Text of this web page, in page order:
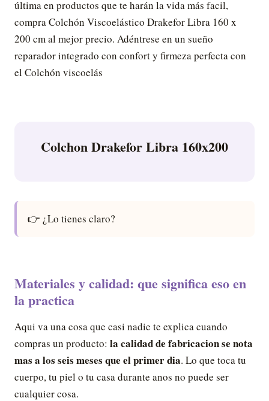
última en productos que te harán la vida más facil,
compra Colchón Viscoelástico Drakefor Libra 160 x
200 cm al mejor precio. Adéntrese en un sueño
reparador integrado con confort y firmeza perfecta con
el Colchón viscoelás
Colchon Drakefor Libra 160x200
👉 ¿Lo tienes claro?
Materiales y calidad: que significa eso en
la practica
Aqui va una cosa que casi nadie te explica cuando
compras un producto: la calidad de fabricacion se nota
mas a los seis meses que el primer dia. Lo que toca tu
cuerpo, tu piel o tu casa durante anos no puede ser
cualquier cosa.